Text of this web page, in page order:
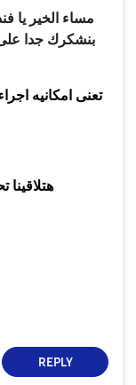
مساء الخير
بنشكرك جدا
تعنى امكانيه
REPLY